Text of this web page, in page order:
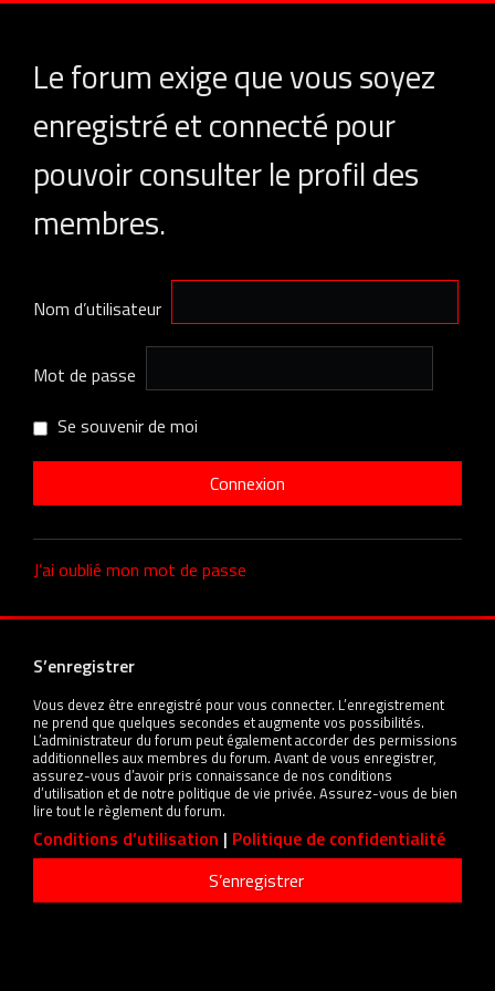
Le forum exige que vous soyez
enregistré et connecté pour
pouvoir consulter le profil des
membres.
Nom d’utilisateur
Mot de passe
Se souvenir de moi
J’ai oublié mon mot de passe
S’enregistrer
Vous devez être enregistré pour vous connecter. L’enregistrement
ne prend que quelques secondes et augmente vos possibilités.
L’administrateur du forum peut également accorder des permissions
additionnelles aux membres du forum. Avant de vous enregistrer,
assurez-vous d’avoir pris connaissance de nos conditions
d’utilisation et de notre politique de vie privée. Assurez-vous de bien
lire tout le règlement du forum.
Conditions d’utilisation | Politique de confidentialité
S’enregistrer